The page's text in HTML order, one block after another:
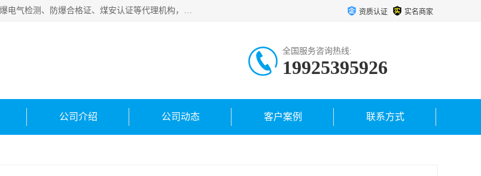
深圳中诺检测技术有限公司是一家专注IECEx防爆认证、ATEX防爆认证、防爆电气检测、防爆合格证、煤安认证等代理机构，可为客户提供从防爆设计、认证、现场检查、工程施工改造、培训等一站式服务。 资质认证 实名商家
全国服务咨询热线:
19925395926
公司介绍 公司动态 客户案例 联系方式